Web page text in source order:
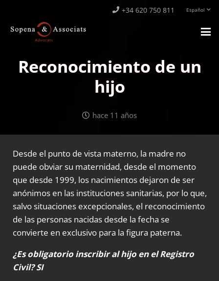
+34 620 750 811 Español
Reconocimiento de un
hijo
hace 11 años
Desde el punto de vista materno, la madre no
puede obviar su maternidad, desde el momento
que desde 1999, los nacimientos dejaron de ser
anónimos en las instituciones sanitarias, por lo que,
salvo situaciones excepcionales, el reconocimiento
de las personas nacidas desde la fecha se
convierte en exclusivo para la figura paterna.
¿Es obligatorio inscribir al hijo en elRegistro
Civil? SI